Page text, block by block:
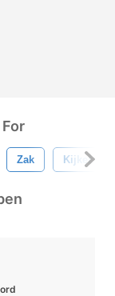
Zak Kijker